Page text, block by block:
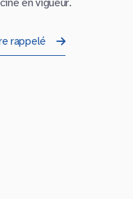
en vigueur.
rappelé